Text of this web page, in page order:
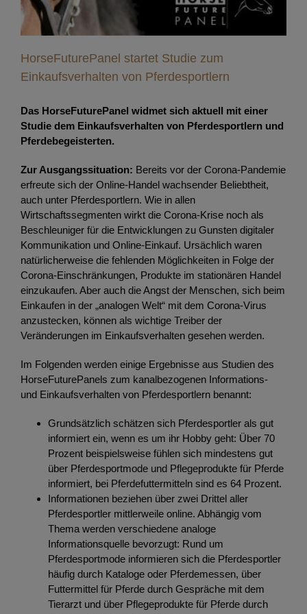
HorseFuturePanel startet Studie zum
Einkaufsverhalten von Pferdesportlern
Das HorseFuturePanel widmet sich aktuell mit einer
Studie dem Einkaufsverhalten von Pferdesportlern und
Pferdebegeisterten.
Zur Ausgangssituation: Bereits vor der Corona-Pandemie
erfreute sich der Online-Handel wachsender Beliebtheit,
auch unter Pferdesportlern. Wie in allen
Wirtschaftssegmenten wirkt die Corona-Krise noch als
Beschleuniger für die Entwicklungen zu Gunsten digitaler
Kommunikation und Online-Einkauf. Ursächlich waren
natürlicherweise die fehlenden Möglichkeiten in Folge der
Corona-Einschränkungen, Produkte im stationären Handel
einzukaufen. Aber auch die Angst der Menschen, sich beim
Einkaufen in der „analogen Welt“ mit dem Corona-Virus
anzustecken, können als wichtige Treiber der
Veränderungen im Einkaufsverhalten gesehen werden.
Im Folgenden werden einige Ergebnisse aus Studien des
HorseFuturePanels zum kanalbezogenen Informations-
und Einkaufsverhalten von Pferdesportlern benannt:
Grundsätzlich schätzen sich Pferdesportler als gut
informiert ein, wenn es um ihr Hobby geht: Über 70
Prozent beispielsweise fühlen sich mindestens gut
über Pferdesportmode und Pflegeprodukte für Pferde
informiert, bei Pferdefuttermitteln sind es 64 Prozent.
Informationen beziehen über zwei Drittel aller
Pferdesportler mittlerweile online. Abhängig vom
Thema werden verschiedene analoge
Informationsquelle bevorzugt: Rund um
Pferdesportmode informieren sich die Pferdesportler
häufig durch Kataloge oder Pferdemessen, über
Futtermittel für Pferde durch Gespräche mit dem
Tierarzt und über Pflegeprodukte für Pferde durch